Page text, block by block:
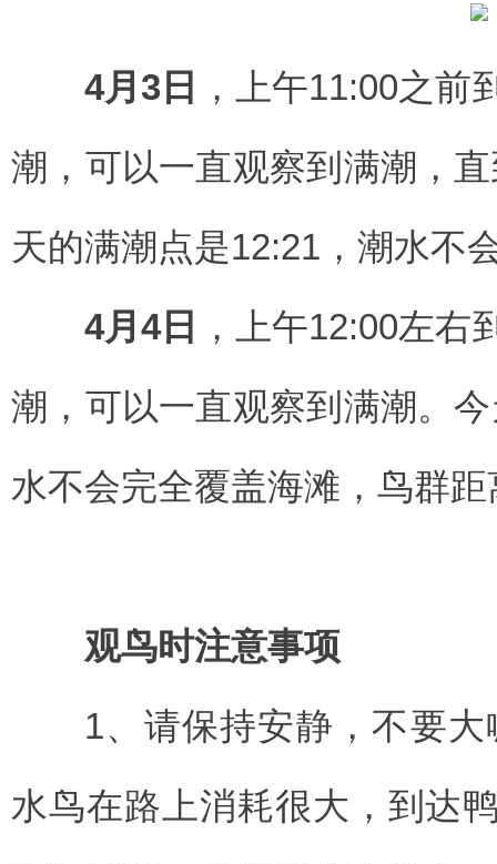
4月3日
，上午11:00之
潮，可以一直观察到满潮，
天的满潮点是12:21，潮水不
4月4日
，上午12:00左
潮，可以一直观察到满潮。
水不会完全覆盖海滩，鸟群
观鸟时注意事项
1、请保持安静，不要大
水鸟在路上消耗很大，到达